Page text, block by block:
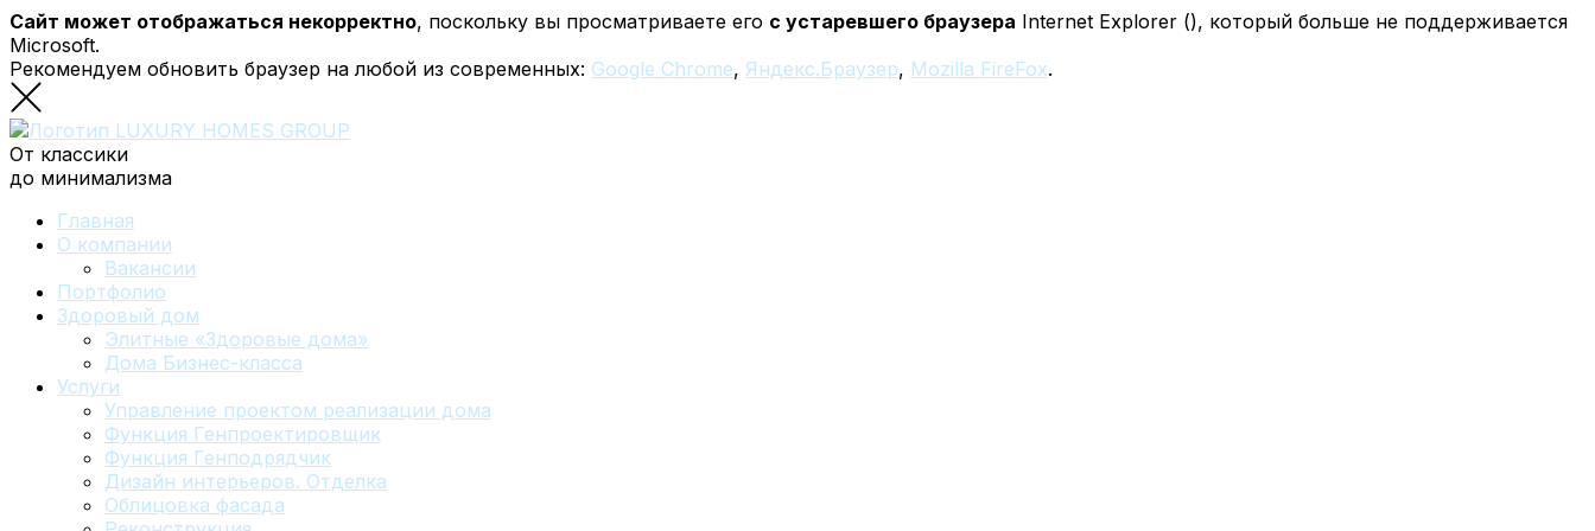
Сайт может отображаться некорректно, поскольку вы просматриваете его с устаревшего браузера Internet Explorer (), который больше не поддерживается
Microsoft.
Рекомендуем обновить браузер на любой из современных: Google Chrome, Яндекс.Браузер, Mozilla FireFox.
От классики
до минимализма
Главная
О компании
Вакансии
Портфолио
Здоровый дом
Элитные «Здоровые дома»
Дома Бизнес-класса
Услуги
Управление проектом реализации дома
Функция Генпроектировщик
Функция Генподрядчик
Дизайн интерьеров. Отделка
Облицовка фасада